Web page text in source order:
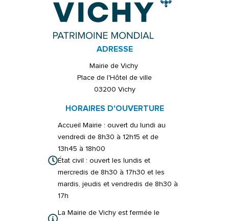
ADRESSE
Mairie de Vichy
Place de l'Hôtel de ville
03200 Vichy
HORAIRES D'OUVERTURE
Accueil Mairie : ouvert du lundi au
vendredi de 8h30 à 12h15 et de
13h45 à 18h00
État civil : ouvert les lundis et
mercredis de 8h30 à 17h30 et les
mardis, jeudis et vendredis de 8h30 à
17h
La Mairie de Vichy est fermée le